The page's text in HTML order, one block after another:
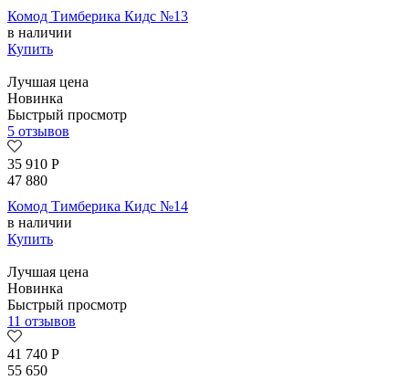
Комод Тимберика Кидс №13
в наличии
Купить
Лучшая цена
Новинка
Быстрый просмотр
5 отзывов
35 910 Р
47 880
Комод Тимберика Кидс №14
в наличии
Купить
Лучшая цена
Новинка
Быстрый просмотр
11 отзывов
41 740 Р
55 650